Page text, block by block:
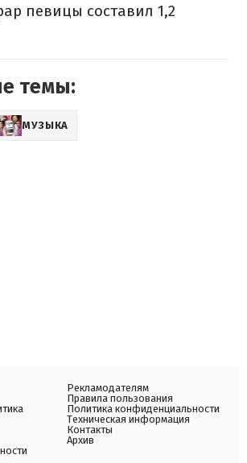
певицы составил 1,2
темы:
МУЗЫКА
Рекламодателям
Правила пользования
Политика конфиденциальности
Техническая информация
Контакты
Архив